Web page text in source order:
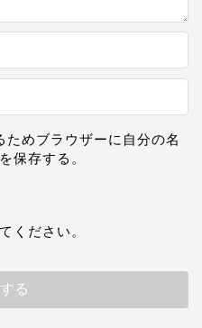
めブラウザーに自分の名
保存する。
ください。